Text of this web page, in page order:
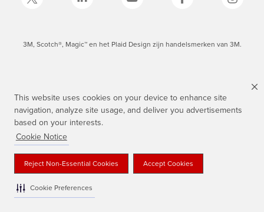
This website uses cookies on your device to enhance site
navigation, analyze site usage, and deliver you advertisements
based on your interests.
Cookie Notice
Reject Non-Essential Cookies Accept Cookies
Cookie Preferences
3M, Scotch®, Magic™ en het Plaid Design zijn handelsmerken van 3M.